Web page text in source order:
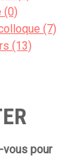
(0)
(7)
(13)
vous pour